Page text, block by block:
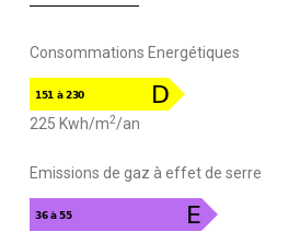
Consommations Energétiques
225 Kwh/m2/an
Emissions de gaz à effet de serre